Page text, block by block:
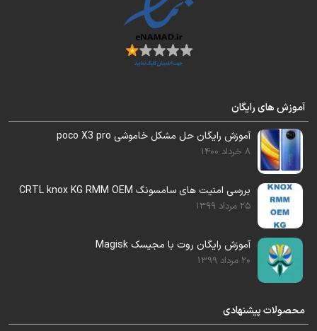
البته اگر نمیخواهید گوشی باز شود . میتوانید
استفاده کنید.
نرم افزار
گوشی را توسط تست پوینت بالا وصل کنید.
بعد از اتصال گوشی ، منتظر باشید تا گوشی در
حالت
توسط چیمرا شناسایی شود.
آموزش های رایگان
آموزش رایگان حل مشکل خاموشی poco X3 pro
8 خرداد 1400
بررسی امنیت های سامسونگ CRTL knox KG RMM OEM
25 مرداد 1399
آموزش رایگان روت با مجیسک Magisk
20 مرداد 1399
محصولات پیشنهادی